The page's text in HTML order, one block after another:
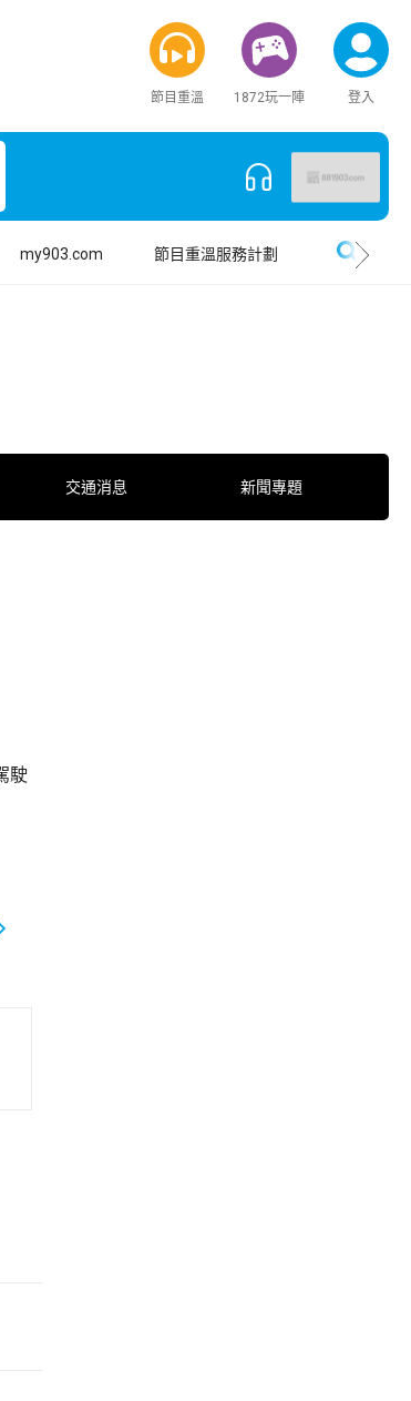
節目重溫 1872玩一陣 登入
my903.com 節目重溫服務計劃
交通消息 新聞專題
駛